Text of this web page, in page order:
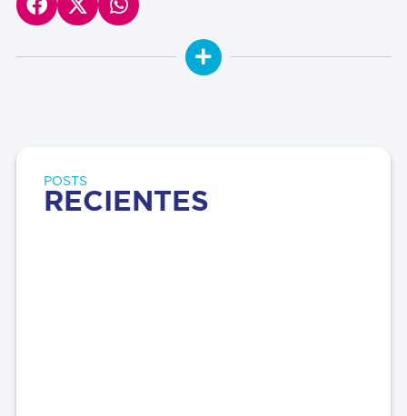
POSTS
RECIENTES